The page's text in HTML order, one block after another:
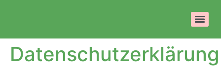
Datenschutzerklärung